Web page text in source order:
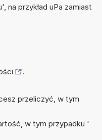
na przykład uPa zamiast
'.
przeliczyć, w tym
w tym przypadku '